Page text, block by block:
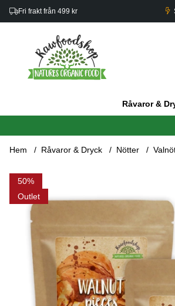
Fri frakt från 499 kr
Råvaror &
Hem Råvaror & Dryck Nötter
50
Outlet
Produktbilder Valnötter i bitar RAW EKO